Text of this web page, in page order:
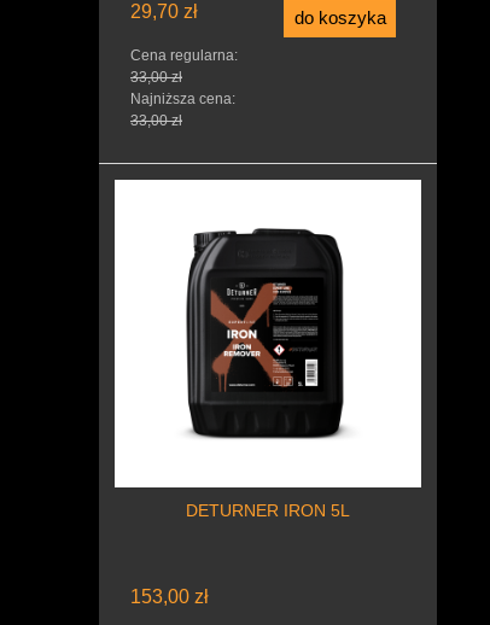
29,70 zł
Cena regularna:
33,00 zł
Najniższa cena:
33,00 zł
do koszyka
DETURNER IRON 5L
153,00 zł